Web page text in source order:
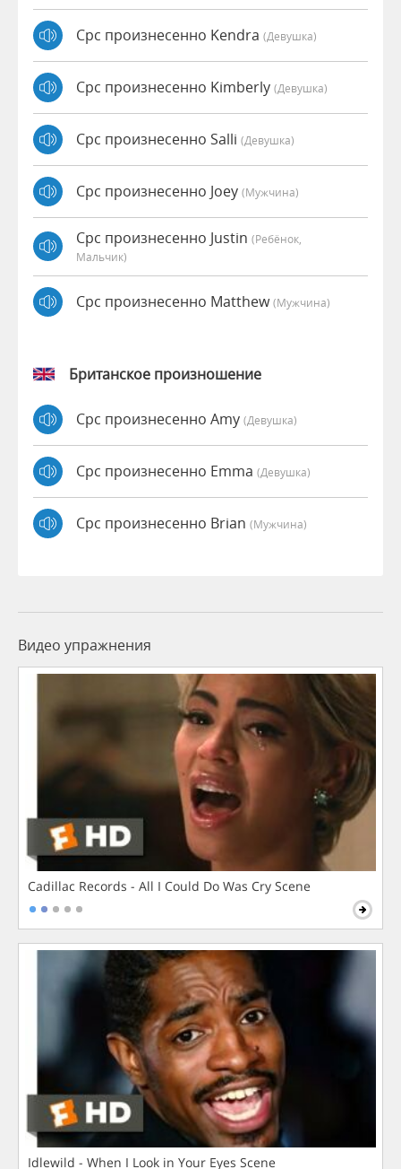
Cpc произнесенно Kendra (девушка)
Cpc произнесенно Kimberly (девушка)
Cpc произнесенно Salli (девушка)
Cpc произнесенно Joey (мужчина)
Cpc произнесенно Justin (Ребёнок,
Мальчик)
Cpc произнесенно Matthew(мужчина)
Британское произношение
Cpc произнесенно Amy (девушка)
Cpc произнесенно Emma (девушка)
Cpc произнесенно Brian (мужчина)
Видео упражнения
Cadillac Records - All I Could Do Was Cry Scene
Idlewild - When I Look in Your Eyes Scene